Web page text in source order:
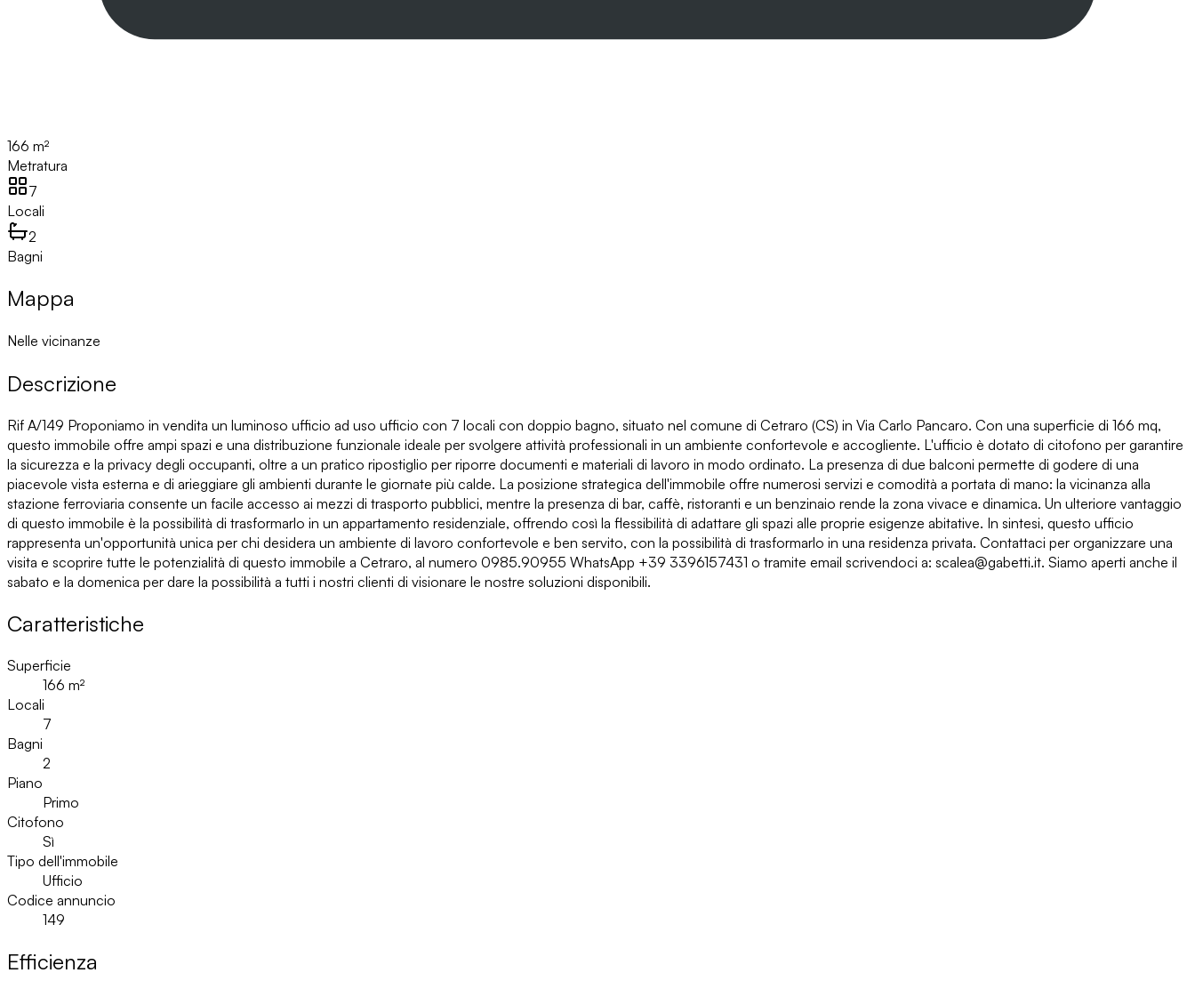
166 m²
Metratura
7
Locali
2
Bagni
Mappa
Nelle vicinanze
Descrizione
Rif A/149 Proponiamo in vendita un luminoso ufficio ad uso ufficio con 7 locali con doppio bagno, situato nel comune di Cetraro (CS) in Via Carlo Pancaro. Con una superficie di 166 mq,
questo immobile offre ampi spazi e una distribuzione funzionale ideale per svolgere attività professionali in un ambiente confortevole e accogliente. L'ufficio è dotato di citofono per garantire
la sicurezza e la privacy degli occupanti, oltre a un pratico ripostiglio per riporre documenti e materiali di lavoro in modo ordinato. La presenza di due balconi permette di godere di una
piacevole vista esterna e di arieggiare gli ambienti durante le giornate più calde. La posizione strategica dell'immobile offre numerosi servizi e comodità a portata di mano: la vicinanza alla
stazione ferroviaria consente un facile accesso ai mezzi di trasporto pubblici, mentre la presenza di bar, caffè, ristoranti e un benzinaio rende la zona vivace e dinamica. Un ulteriore vantaggio
di questo immobile è la possibilità di trasformarlo in un appartamento residenziale, offrendo così la flessibilità di adattare gli spazi alle proprie esigenze abitative. In sintesi, questo ufficio
rappresenta un'opportunità unica per chi desidera un ambiente di lavoro confortevole e ben servito, con la possibilità di trasformarlo in una residenza privata. Contattaci per organizzare una
visita e scoprire tutte le potenzialità di questo immobile a Cetraro, al numero 0985.90955 WhatsApp +39 3396157431 o tramite email scrivendoci a: scalea@gabetti.it. Siamo aperti anche il
sabato e la domenica per dare la possibilità a tutti i nostri clienti di visionare le nostre soluzioni disponibili.
Caratteristiche
Superficie
166 m²
Locali
7
Bagni
2
Piano
Primo
Citofono
Sì
Tipo dell'immobile
Ufficio
Codice annuncio
149
Efficienza